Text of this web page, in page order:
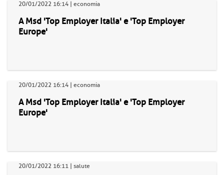
20/01/2022 16:14 | economia
A Msd 'Top Employer Italia' e 'Top Employer
Europe'
20/01/2022 16:14 | economia
A Msd 'Top Employer Italia' e 'Top Employer
Europe'
20/01/2022 16:11 | salute